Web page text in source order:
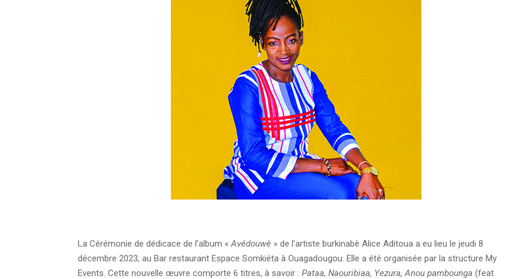
La Cérémonie de dédicace de l’album « Avédouwè » de l’artiste burkinabè Alice Aditoua a eu lieu le jeudi 8
décembre 2023, au Bar restaurant Espace Somkiéta à Ouagadougou. Elle a été organisée par la structure My
Events. Cette nouvelle œuvre comporte 6 titres, à savoir : Pataa, Naouribiaa, Yezura, Anou pambounga (feat